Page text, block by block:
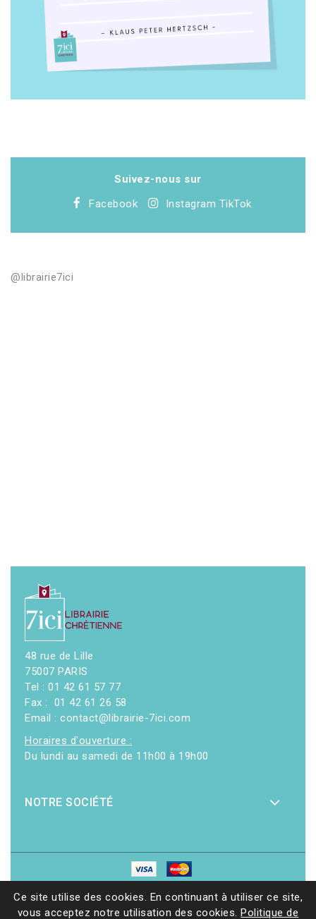
Suivez-nous sur
Facebook
Instagram TikTok
@librairie7ici
48 rue de Lille
75007 PARIS
Tel : 01 42 61 57 77
Fax : 01 42 61 26 58
Email : contact@librairie-7ici.com
Horaires d'ouverture :
Du lundi au samedi de 11h00 à 19h00
NOTRE SOCIÉTÉ
Ce site utilise des cookies. En continuant à utiliser ce site,
vous acceptez notre utilisation des cookies. Politique de
© 2026 - Librairie 7ici| Site web réalisé par Ethicweb